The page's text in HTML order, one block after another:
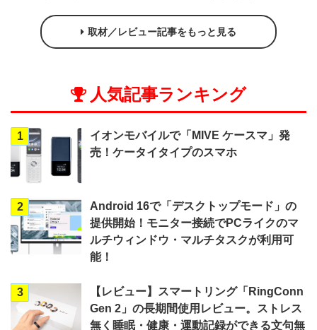
取材／レビュー記事をもっと見る
人気記事ランキング
1
イオンモバイルで「MIVE ケースマ」発
売！ケータイタイプのスマホ
2
Android 16で「デスクトップモード」の
提供開始！モニター接続でPCライクのマ
ルチウィンドウ・マルチタスクが利用可
能！
3
【レビュー】スマートリング「RingConn
Gen 2」の長期間使用レビュー。ストレス
無く睡眠・健康・運動記録ができる文句無